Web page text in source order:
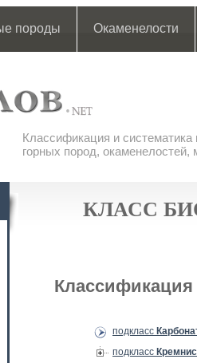
породы Окаменелости
Классификация и систематика
горных пород, окаменелостей,
КЛАСС
Классификация
подкласс
подкласс